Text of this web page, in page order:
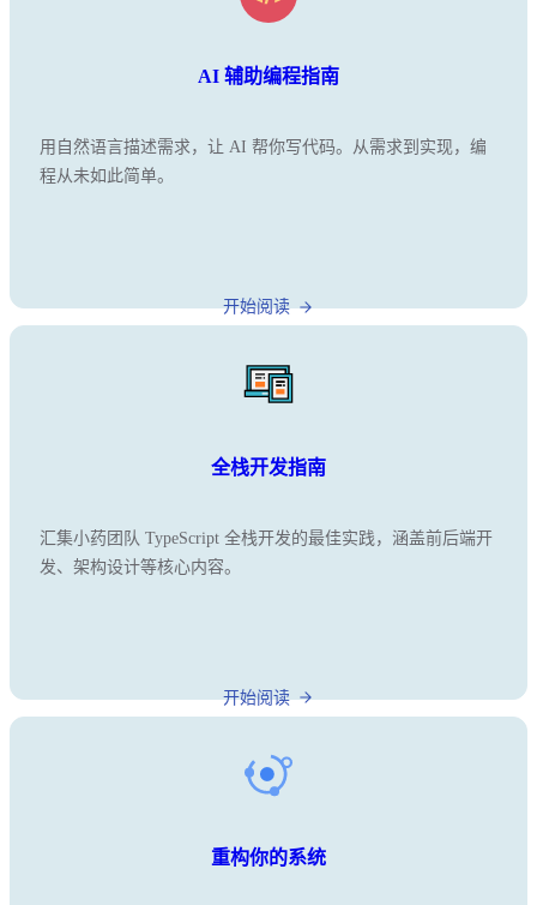
AI 辅助编程指南
用自然语言描述需求，让 AI 帮你写代码。从需求到实现，编
程从未如此简单。
开始阅读
全栈开发指南
汇集小药团队 TypeScript 全栈开发的最佳实践，涵盖前后端开
发、架构设计等核心内容。
开始阅读
重构你的系统